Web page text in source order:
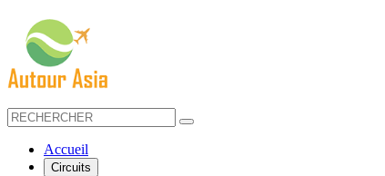
Accueil
Circuits